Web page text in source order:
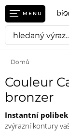
MENU
Domů
Couleur
bronzer
Instantní polibek
zvýrazní kontury